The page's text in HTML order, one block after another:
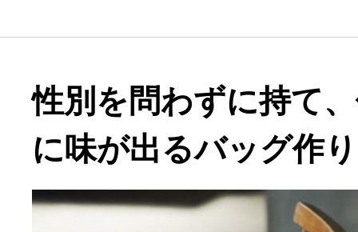
性別を問わずに持て
に味が出るバッグ作り